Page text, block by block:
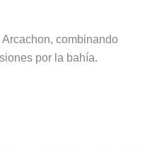
combinando
por la bahía.